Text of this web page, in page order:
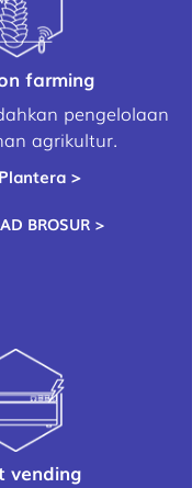
farming
pengelolaan
agrikultur.
>
BROSUR >
vending